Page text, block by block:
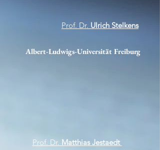
Prof. Dr. Ulrich Stelkens
Albert-Ludwigs-Universität Freiburg
Prof. Dr. Matthias Jestaedt